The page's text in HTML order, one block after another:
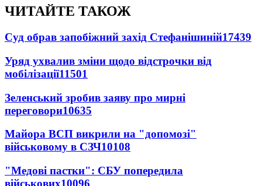
ЧИТАЙТЕ ТАКОЖ
Суд обрав запобіжний захід Стефанішиній17439
Уряд ухвалив зміни щодо відстрочки від
мобілізації11501
Зеленський зробив заяву про мирні
переговори10635
Майора ВСП викрили на "допомозі"
військовому в СЗЧ10108
"Медові пастки": СБУ попередила
військових10096